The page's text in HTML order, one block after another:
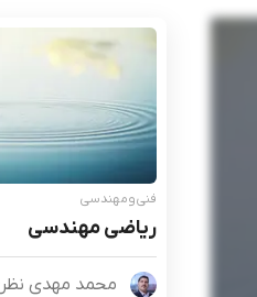
فنی‌ومهندسی
ریاضی مهندسی
محمد مهدی